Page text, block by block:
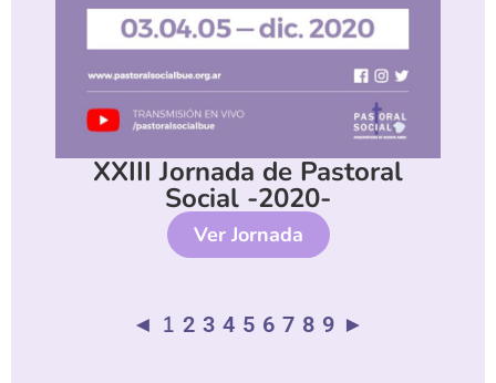
XXIII Jornada de Pastoral
Social -2020-
Ver Jornada
◄ 1 2 3 4 5 6 7 8 9 ►